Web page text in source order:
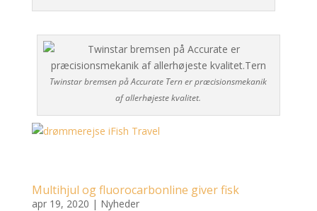
Twinstar bremsen på Accurate Tern er præcisionsmekanik
af allerhøjeste kvalitet.
Multihjul og fluorocarbonline giver fisk
apr 19, 2020 | Nyheder